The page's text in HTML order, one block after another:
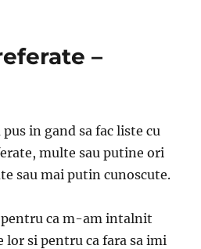
–
in gand sa fac liste cu
multe sau putine ori
sau mai putin cunoscute.
pentru ca m-am intalnit
lor si pentru ca fara sa imi